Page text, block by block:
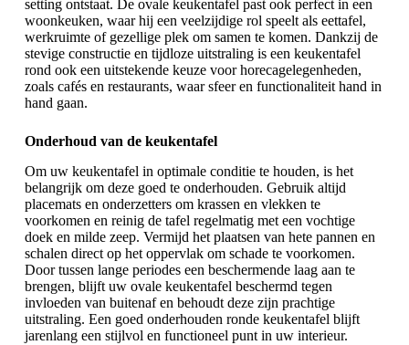
setting ontstaat. De ovale keukentafel past ook perfect in een
woonkeuken, waar hij een veelzijdige rol speelt als eettafel,
werkruimte of gezellige plek om samen te komen. Dankzij de
stevige constructie en tijdloze uitstraling is een keukentafel
rond ook een uitstekende keuze voor horecagelegenheden,
zoals cafés en restaurants, waar sfeer en functionaliteit hand in
hand gaan.
Onderhoud van de keukentafel
Om uw keukentafel in optimale conditie te houden, is het
belangrijk om deze goed te onderhouden. Gebruik altijd
placemats en onderzetters om krassen en vlekken te
voorkomen en reinig de tafel regelmatig met een vochtige
doek en milde zeep. Vermijd het plaatsen van hete pannen en
schalen direct op het oppervlak om schade te voorkomen.
Door tussen lange periodes een beschermende laag aan te
brengen, blijft uw ovale keukentafel beschermd tegen
invloeden van buitenaf en behoudt deze zijn prachtige
uitstraling. Een goed onderhouden ronde keukentafel blijft
jarenlang een stijlvol en functioneel punt in uw interieur.